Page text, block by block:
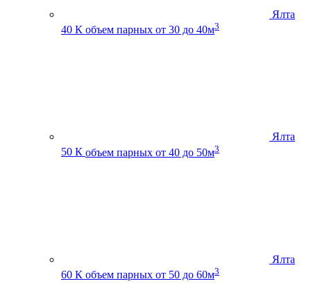
Ялта
40 К объем парных от 30 до 40м3
Ялта
50 К объем парных от 40 до 50м3
Ялта
60 К объем парных от 50 до 60м3